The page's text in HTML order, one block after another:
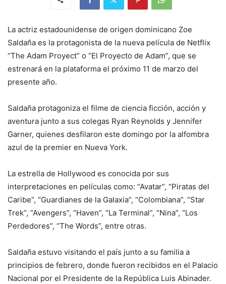
La actriz estadounidense de origen dominicano Zoe
Saldaña es la protagonista de la nueva película de Netflix
“The Adam Proyect” o “El Proyecto de Adam”, que se
estrenará en la plataforma el próximo 11 de marzo del
presente año.
Saldaña protagoniza el filme de ciencia ficción, acción y
aventura junto a sus colegas Ryan Reynolds y Jennifer
Garner, quienes desfilaron este domingo por la alfombra
azul de la premier en Nueva York.
La estrella de Hollywood es conocida por sus
interpretaciones en películas como: “Avatar”, “Piratas del
Caribe”, “Guardianes de la Galaxia”, “Colombiana”, “Star
Trek”, “Avengers”, “Haven”, “La Terminal”, “Nina”, “Los
Perdedores”, “The Words”, entre otras.
Saldaña estuvo visitando el país junto a su familia a
principios de febrero, donde fueron recibidos en el Palacio
Nacional por el Presidente de la República Luis Abinader.